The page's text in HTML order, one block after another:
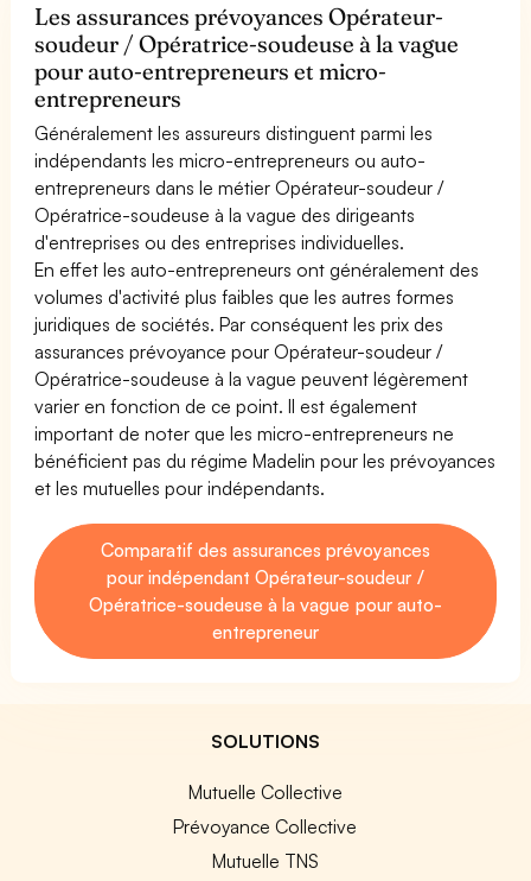
Les assurances prévoyances Opérateur-
soudeur / Opératrice-soudeuse à la vague
pour auto-entrepreneurs et micro-
entrepreneurs
Généralement les assureurs distinguent parmi les
indépendants les micro-entrepreneurs ou auto-
entrepreneurs dans le métier Opérateur-soudeur /
Opératrice-soudeuse à la vague des dirigeants
d'entreprises ou des entreprises individuelles.
En effet les auto-entrepreneurs ont généralement des
volumes d'activité plus faibles que les autres formes
juridiques de sociétés. Par conséquent les prix des
assurances prévoyance pour Opérateur-soudeur /
Opératrice-soudeuse à la vague peuvent légèrement
varier en fonction de ce point. Il est également
important de noter que les micro-entrepreneurs ne
bénéficient pas du régime Madelin pour les prévoyances
et les mutuelles pour indépendants.
Comparatif des assurances prévoyances
pour indépendant Opérateur-soudeur /
Opératrice-soudeuse à la vague pour auto-
entrepreneur
SOLUTIONS
Mutuelle Collective
Prévoyance Collective
Mutuelle TNS